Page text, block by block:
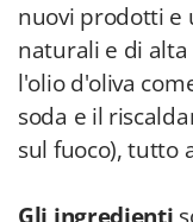
nuovi prodotti e
naturali e di
l'olio d'oliva
soda e il
sul fuoco), tutto